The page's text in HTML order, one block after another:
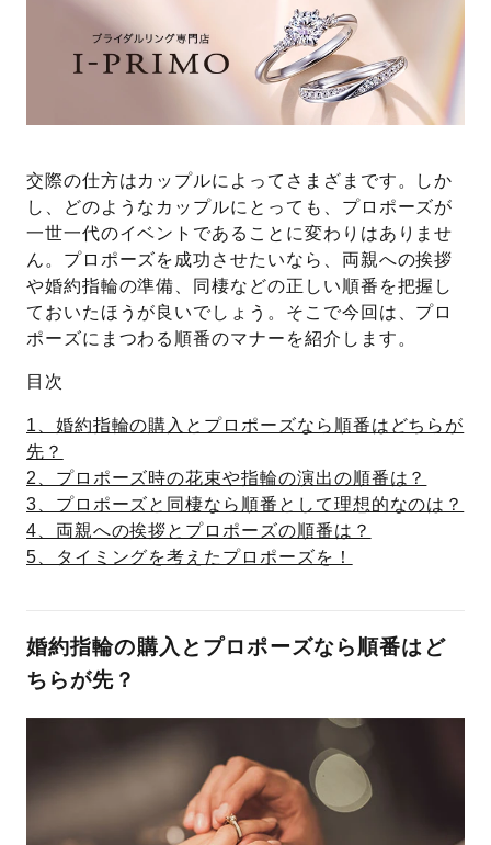
交際の仕方はカップルによってさまざまです。しか
し、どのようなカップルにとっても、プロポーズが
一世一代のイベントであることに変わりはありませ
ん。プロポーズを成功させたいなら、両親への挨拶
や婚約指輪の準備、同棲などの正しい順番を把握し
ておいたほうが良いでしょう。そこで今回は、プロ
ポーズにまつわる順番のマナーを紹介します。
目次
1、婚約指輪の購入とプロポーズなら順番はどちらが
先？
2、プロポーズ時の花束や指輪の演出の順番は？
3、プロポーズと同棲なら順番として理想的なのは？
4、両親への挨拶とプロポーズの順番は？
5、タイミングを考えたプロポーズを！
婚約指輪の購入とプロポーズなら順番はど
ちらが先？
婚約指輪マッチング診断
タイミング
言葉
エピソード
I-PRIMO公式サイト
Follow us on